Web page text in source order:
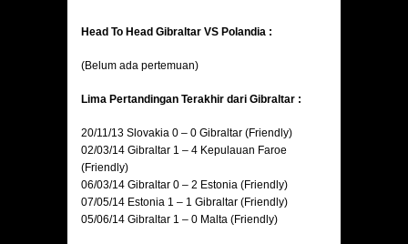
Head To Head Gibraltar VS Polandia :
(Belum ada pertemuan)
Lima Pertandingan Terakhir dari Gibraltar :
20/11/13 Slovakia 0 – 0 Gibraltar (Friendly)
02/03/14 Gibraltar 1 – 4 Kepulauan Faroe
(Friendly)
06/03/14 Gibraltar 0 – 2 Estonia (Friendly)
07/05/14 Estonia 1 – 1 Gibraltar (Friendly)
05/06/14 Gibraltar 1 – 0 Malta (Friendly)